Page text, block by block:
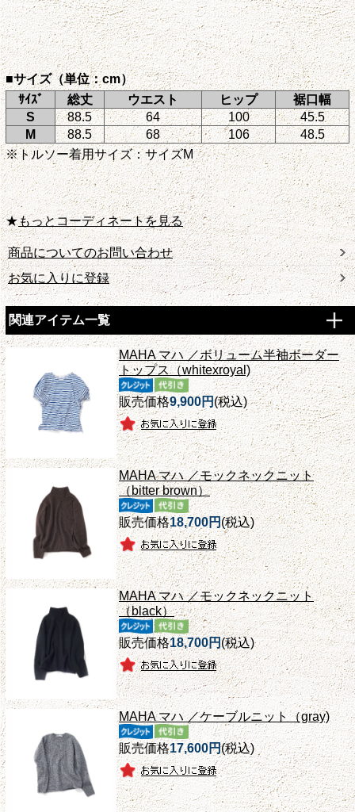
■サイズ（単位：cm）
ｻｲｽﾞ
総丈 ウエスト ヒップ
裾口幅
S
88.5 64 100
45.5
M
88.5 68 106
48.5
※トルソー着用サイズ：サイズM
★もっとコーディネートを見る
商品についてのお問い合わせ
お気に入りに登録
関連アイテム一覧
MAHA マハ ／ボリューム半袖ボーダー
トップス（whitexroyal)
販売価格9,900円(税込)
MAHA マハ ／モックネックニット
（bitter brown）
販売価格18,700円(税込)
MAHA マハ ／モックネックニット
（black）
販売価格18,700円(税込)
MAHA マハ ／ケーブルニット（gray)
販売価格17,600円(税込)